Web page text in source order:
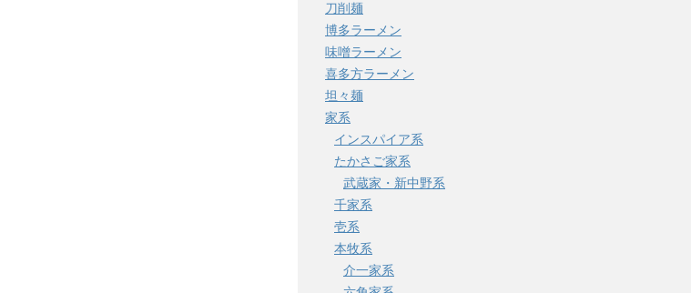
刀削麺
博多ラーメン
味噌ラーメン
喜多方ラーメン
坦々麺
家系
インスパイア系
たかさご家系
武蔵家・新中野系
千家系
壱系
本牧系
介一家系